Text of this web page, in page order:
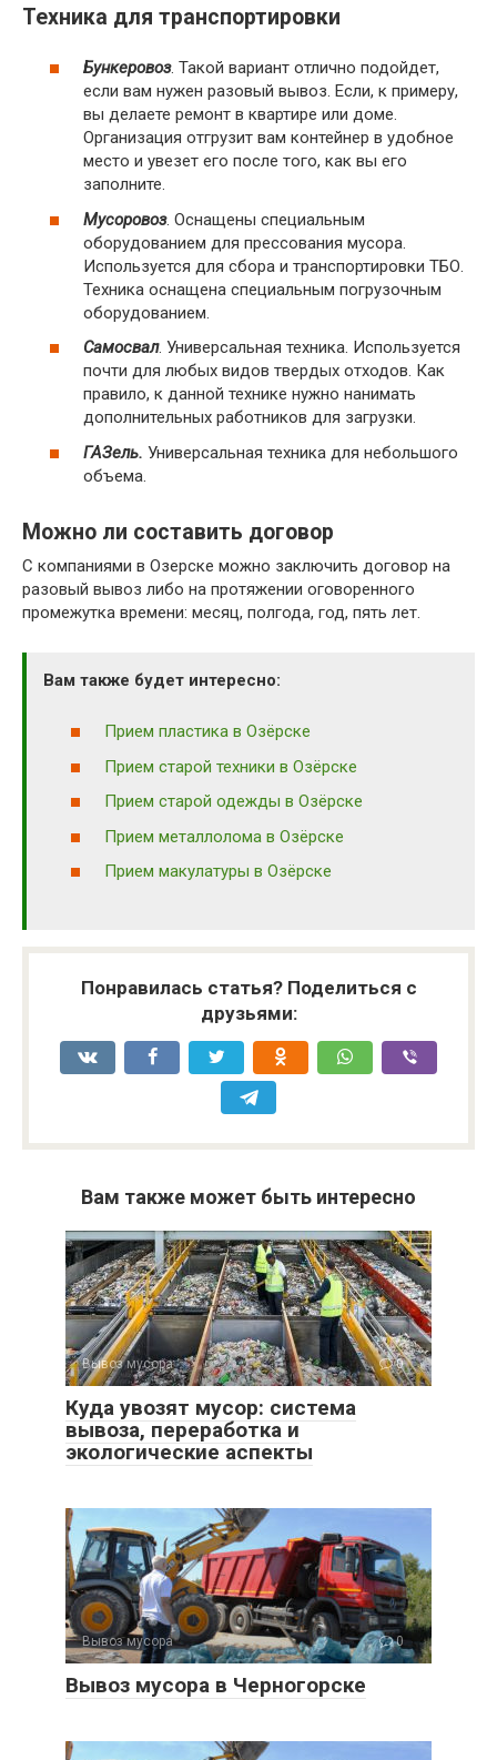
Техника для транспортировки
Бункеровоз. Такой вариант отлично подойдет,
если вам нужен разовый вывоз. Если, к примеру,
вы делаете ремонт в квартире или доме.
Организация отгрузит вам контейнер в удобное
место и увезет его после того, как вы его
заполните.
Мусоровоз. Оснащены специальным
оборудованием для прессования мусора.
Используется для сбора и транспортировки ТБО.
Техника оснащена специальным погрузочным
оборудованием.
Самосвал. Универсальная техника. Используется
почти для любых видов твердых отходов. Как
правило, к данной технике нужно нанимать
дополнительных работников для загрузки.
ГАЗель. Универсальная техника для небольшого
объема.
Можно ли составить договор
С компаниями в Озерске можно заключить договор на
разовый вывоз либо на протяжении оговоренного
промежутка времени: месяц, полгода, год, пять лет.
Вам также будет интересно:
Прием пластика в Озёрске
Прием старой техники в Озёрске
Прием старой одежды в Озёрске
Прием металлолома в Озёрске
Прием макулатуры в Озёрске
Понравилась статья? Поделиться с
друзьями:
Вам также может быть интересно
Вывоз мусора 0
Куда увозят мусор: система
вывоза, переработка и
экологические аспекты
Вывоз мусора 0
Вывоз мусора в Черногорске